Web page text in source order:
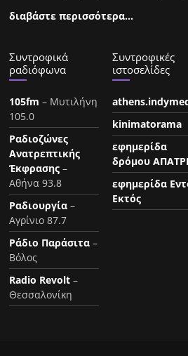
διαβάστε περισσότερα…
Συντροφικά
ραδιόφωνα
105fm – Μυτιλήνη
105.0
Ραδιοζώνες
Ανατρεπτικής
Έκφρασης –
Αθήνα 93.8
Ραδιουργία –
Αγρίνιο 87.7
Ράδιο Παράσιτα –
Βόλος
Radio Revolt –
Θεσσαλονίκη
Συντροφικές
ιστοσελίδες
kinimatorama
εφημερίδα
δρόμου
εφημερίδα
Εκτός